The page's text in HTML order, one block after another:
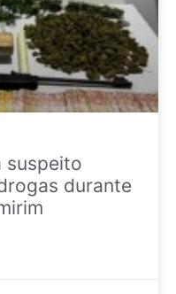
suspeito
durante